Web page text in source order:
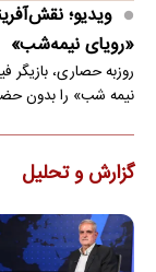
ویدیو؛
«رویای نیمه‌شب»
روزبه حصاری،
نیمه شب» را بدون
گزارش و تحلیل